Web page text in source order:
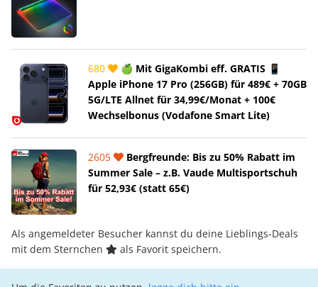
680
🍏 Mit GigaKombi eff. GRATIS 📱
Apple iPhone 17 Pro (256GB) für 489€ + 70GB
5G/LTE Allnet für 34,99€/Monat + 100€
Wechselbonus (Vodafone Smart Lite)
2605
Bergfreunde: Bis zu 50% Rabatt im
Summer Sale – z.B. Vaude Multisportschuh
für 52,93€ (statt 65€)
Als angemeldeter Besucher kannst du deine Lieblings-Deals
mit dem Sternchen
als Favorit speichern.